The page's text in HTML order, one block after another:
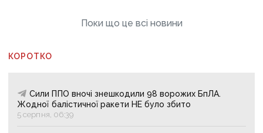
Поки що це всі новини
КОРОТКО
Сили ППО вночі знешкодили 98 ворожих БпЛА.
Жодної балістичної ракети НЕ було збито
5 серпня, 06:39